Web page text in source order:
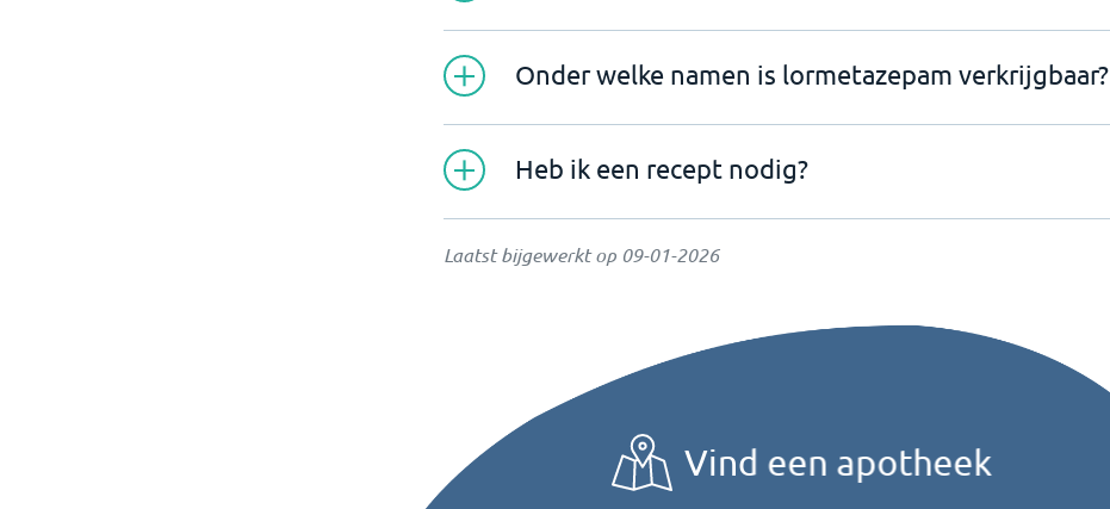
Onder welke namen is lormetazepam verkrijgbaar?
Heb ik een recept nodig?
Laatst bijgewerkt op 09-01-2026
Vind een apotheek